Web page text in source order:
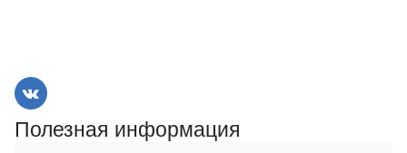
Полезная информация